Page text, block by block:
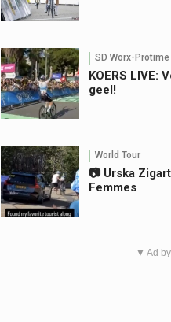
SD Worx-Protime
KOERS LIVE:
geel!
World Tour
📷 Urska
Femmes
▼ Ad